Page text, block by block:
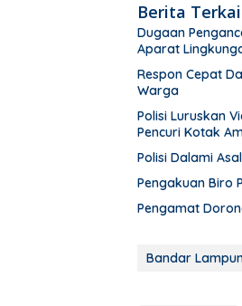
Berita
Dugaan
Aparat
Respon Cepat
Warga
Polisi Luruskan
Pencuri Kotak
Polisi Dalami
Pengakuan Biro
Pengamat
Bandar